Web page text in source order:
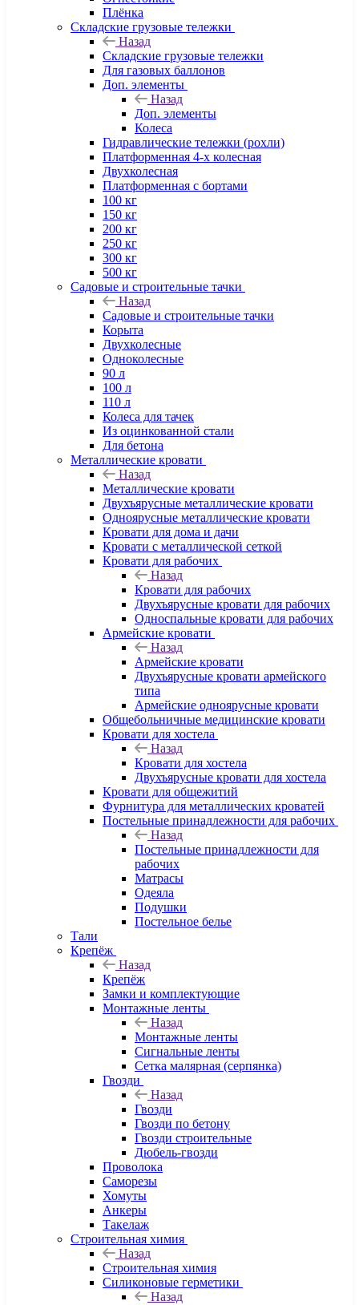
Плёнка
Складские грузовые тележки
Назад
Складские грузовые тележки
Для газовых баллонов
Доп. элементы
Назад
Доп. элементы
Колеса
Гидравлические тележки (рохли)
Платформенная 4-х колесная
Двухколесная
Платформенная с бортами
100 кг
150 кг
200 кг
250 кг
300 кг
500 кг
Садовые и строительные тачки
Назад
Садовые и строительные тачки
Корыта
Двухколесные
Одноколесные
90 л
100 л
110 л
Колеса для тачек
Из оцинкованной стали
Для бетона
Металлические кровати
Назад
Металлические кровати
Двухъярусные металлические кровати
Одноярусные металлические кровати
Кровати для дома и дачи
Кровати с металлической сеткой
Кровати для рабочих
Назад
Кровати для рабочих
Двухъярусные кровати для рабочих
Односпальные кровати для рабочих
Армейские кровати
Назад
Армейские кровати
Двухъярусные кровати армейского
типа
Армейские одноярусные кровати
Общебольничные медицинские кровати
Кровати для хостела
Назад
Кровати для хостела
Двухъярусные кровати для хостела
Кровати для общежитий
Фурнитура для металлических кроватей
Постельные принадлежности для рабочих
Назад
Постельные принадлежности для
рабочих
Матрасы
Одеяла
Подушки
Постельное белье
Тали
Крепёж
Назад
Крепёж
Замки и комплектующие
Монтажные ленты
Назад
Монтажные ленты
Сигнальные ленты
Сетка малярная (серпянка)
Гвозди
Назад
Гвозди
Гвозди по бетону
Гвозди строительные
Дюбель-гвозди
Проволока
Саморезы
Хомуты
Анкеры
Такелаж
Строительная химия
Назад
Строительная химия
Силиконовые герметики
Назад